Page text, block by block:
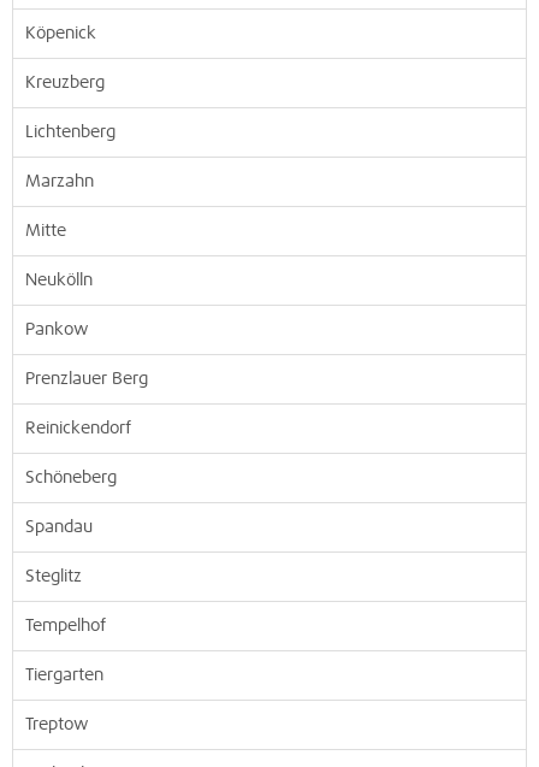
Köpenick
Kreuzberg
Lichtenberg
Marzahn
Mitte
Neukölln
Pankow
Prenzlauer Berg
Reinickendorf
Schöneberg
Spandau
Steglitz
Tempelhof
Tiergarten
Treptow